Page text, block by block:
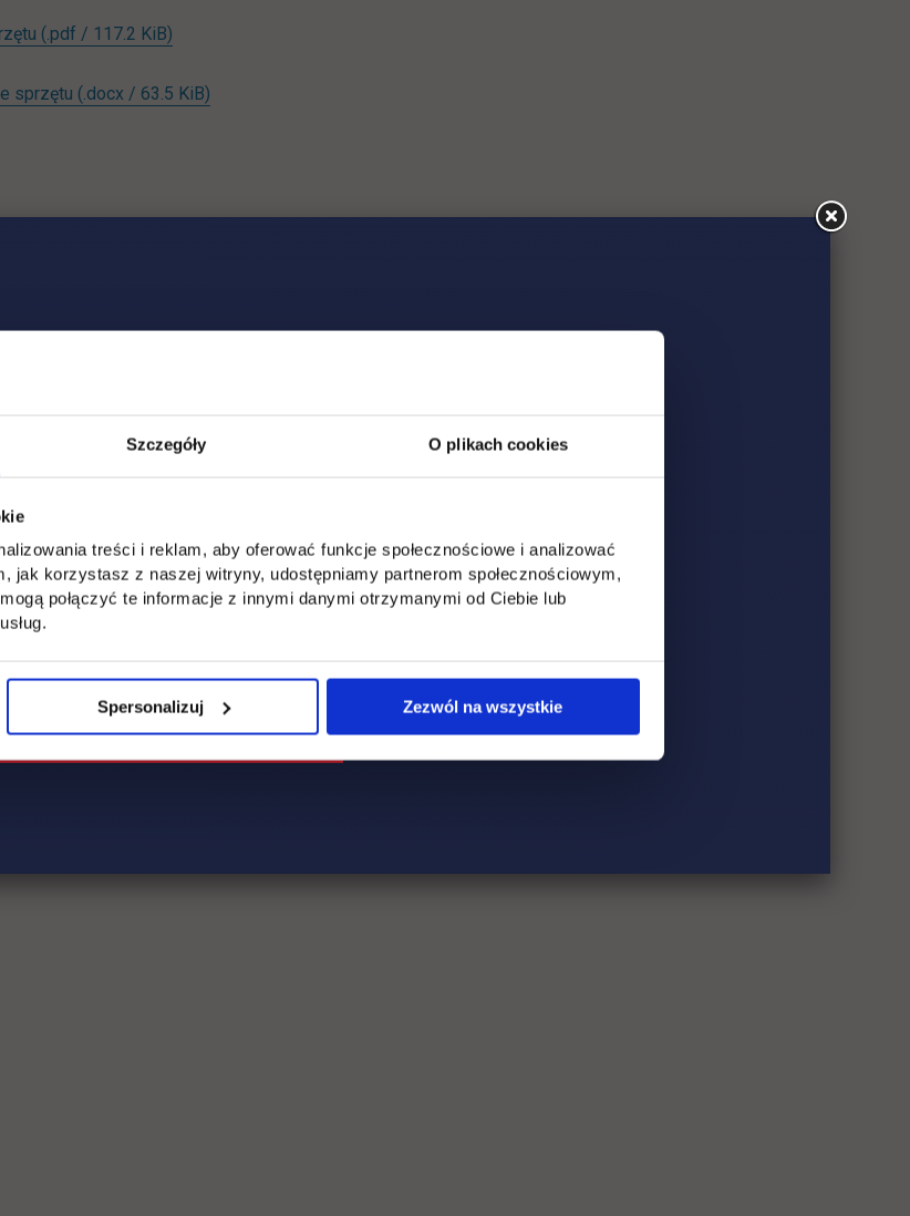
Szczegóły O plikach cookies
treści i reklam, aby oferować funkcje społecznościowe i analizować
jak korzystasz z naszej witryny, udostępniamy partnerom społecznościowym,
połączyć te informacje z innymi danymi otrzymanymi od Ciebie lub
Spersonalizuj Zezwól na wszystkie
(.pdf / 117.2 KiB)
sprzętu (.docx / 63.5 KiB)